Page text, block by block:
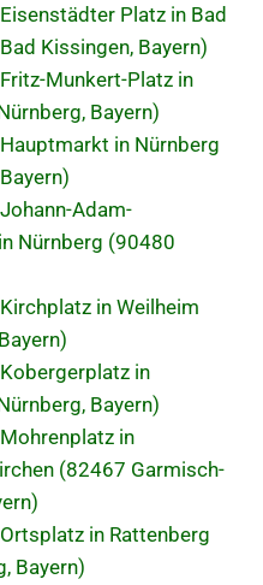
Platz in Bad
Kissingen, Bayern)
Munkert-Platz in
Bayern)
in Nürnberg
Adam-
Nürnberg (90480
in Weilheim
in
Bayern)
in
(82467 Garmisch-
in Rattenberg
Bayern)